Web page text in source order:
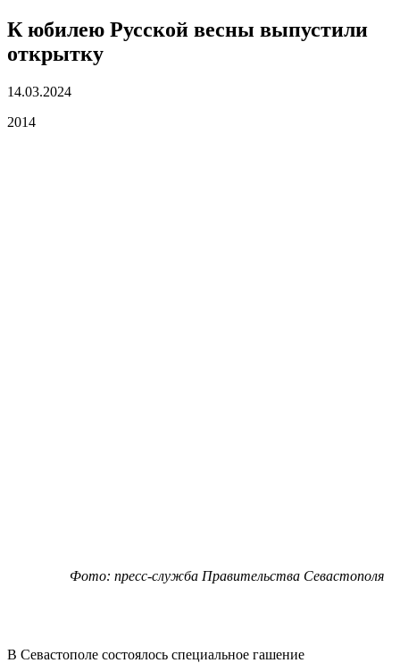
К юбилею Русской весны выпустили
открытку
14.03.2024
2014
Фото: пресс-служба Правительства Севастополя
В Севастополе состоялось специальное гашение